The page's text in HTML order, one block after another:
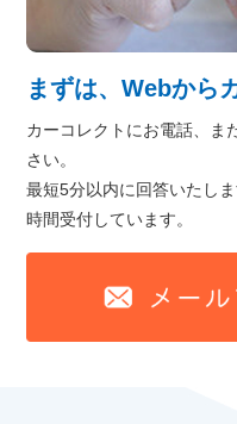
まずは、Webから
カーコレクトにお電話、ま
さい。
最短5分以内に回答いたし
時間受付しています。